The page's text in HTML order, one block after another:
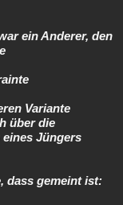
ein Anderer, den
Variante
über die
Jüngers
dass gemeint ist: